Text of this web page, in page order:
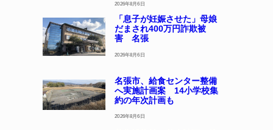
2026年8月6日
「息子が妊娠させた」母娘
だまされ400万円詐欺被
害 名張
2026年8月6日
名張市、給食センター整備
へ実施計画案 14小学校集
約の年次計画も
2026年8月6日